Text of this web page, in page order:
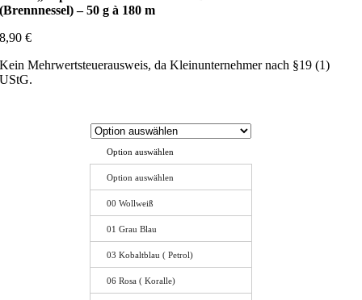
(Brennnessel) – 50 g à 180 m
8,90€
Kein Mehrwertsteuerausweis, da Kleinunternehmer nach §19 (1)
UStG.
Option auswählen
Option auswählen
00 Wollweiß
01 Grau Blau
03 Kobaltblau ( Petrol)
06 Rosa ( Koralle)